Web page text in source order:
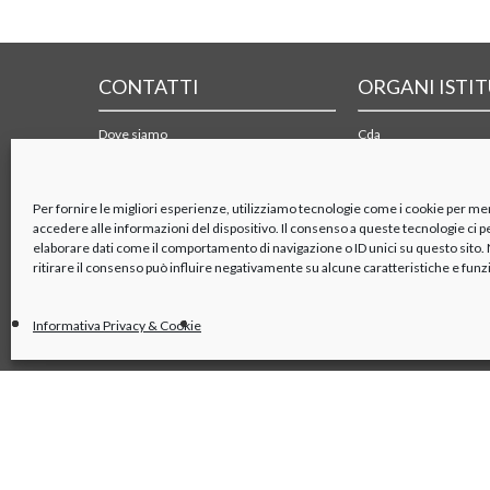
Per fornire le migliori esperienze, utilizziamo tecnologie come i cookie per
accedere alle informazioni del dispositivo. Il consenso a queste tecnologie ci
elaborare dati come il comportamento di navigazione o ID unici su questo
ritirare il consenso può influire negativamente su alcune caratteristiche e
Informativa Privacy & Cookie
CONTATTI
Dove siamo
ORGANI
Cda
Azionisti